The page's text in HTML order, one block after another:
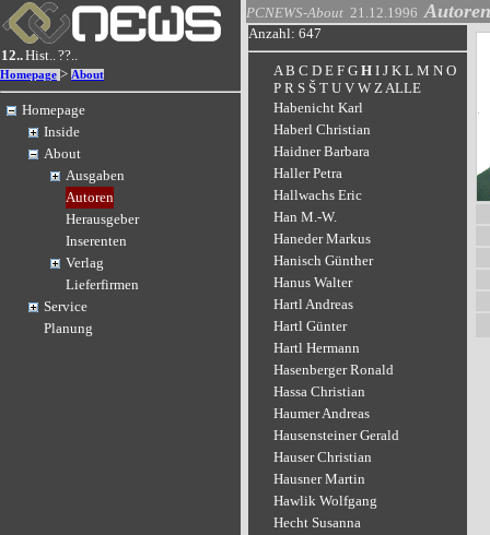
12..Hist..??..
Homepage > About
Homepage
Inside
About
Ausgaben
Autoren
Herausgeber
Inserenten
Verlag
Lieferfirmen
Service
Planung
PCNEWS-About 21.12.1996 Autoren
Anzahl: 647
A B C D E F G H I J K L M N O
P R S Š T U V W ZALLE
Habenicht Karl
Haberl Christian
Haidner Barbara
Haller Petra
Hallwachs Eric
Han M.-W.
Haneder Markus
Hanisch Günther
Hanus Walter
Hartl Andreas
Hartl Günter
Hartl Hermann
Hasenberger Ronald
Hassa Christian
Haumer Andreas
Hausensteiner Gerald
Hauser Christian
Hausner Martin
Hawlik Wolfgang
Hecht Susanna